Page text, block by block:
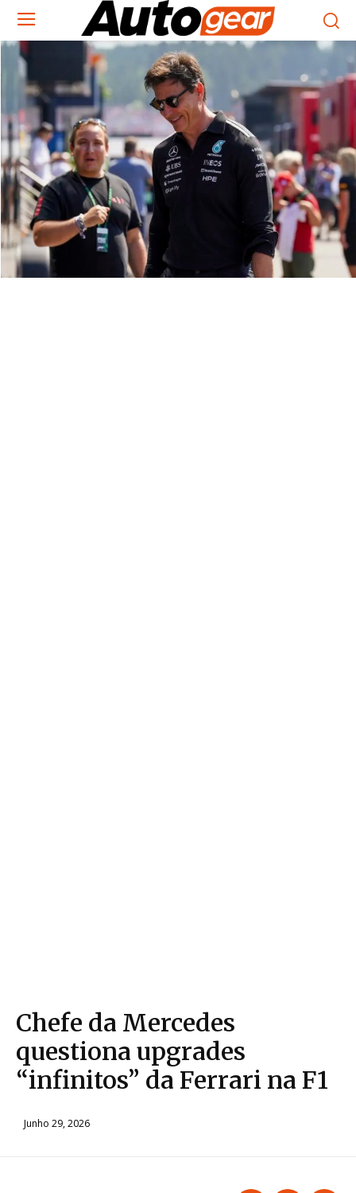
Chefe da Mercedes
questiona upgrades
“infinitos” da Ferrari na F1
Junho 29, 2026